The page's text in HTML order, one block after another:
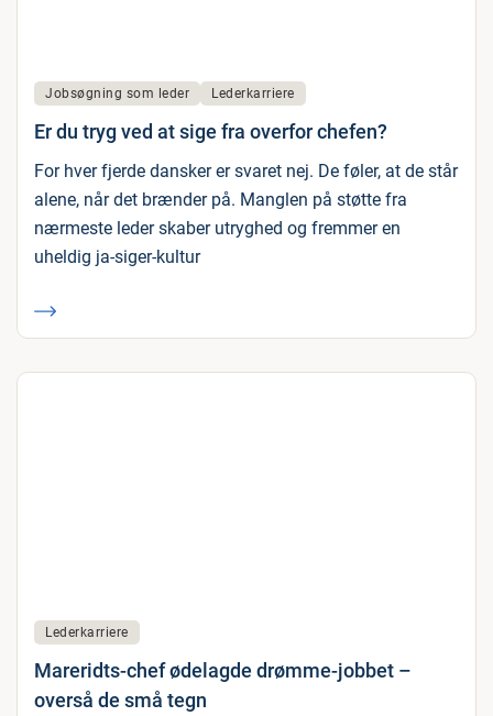
Jobsøgning som leder Lederkarriere
Er du tryg ved at sige fra overfor chefen?
For hver fjerde dansker er svaret nej. De føler, at de står
alene, når det brænder på. Manglen på støtte fra
nærmeste leder skaber utryghed og fremmer en
uheldig ja-siger-kultur
Lederkarriere
Mareridts-chef ødelagde drømme-jobbet –
overså de små tegn